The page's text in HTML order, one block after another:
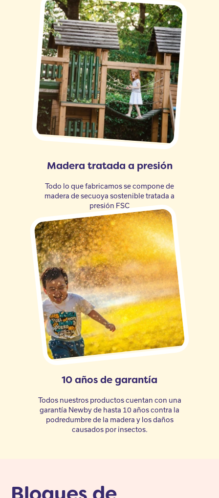
Madera tratada a presión
Todo lo que fabricamos se compone de
madera de secuoya sostenible tratada a
presión FSC
10 años de garantía
Todos nuestros productos cuentan con una
garantía Newby de hasta 10 años contra la
podredumbre de la madera y los daños
causados por insectos.